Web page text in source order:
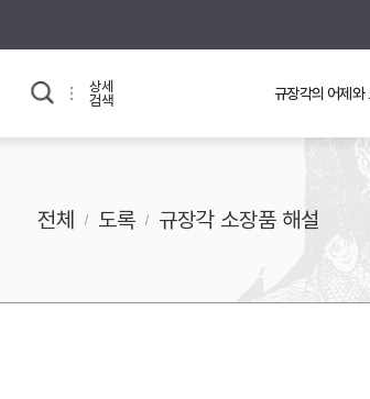
교과 연동 자료
상세
검색
규장각의 어제와
전체 도록 규장각 소장품 해설